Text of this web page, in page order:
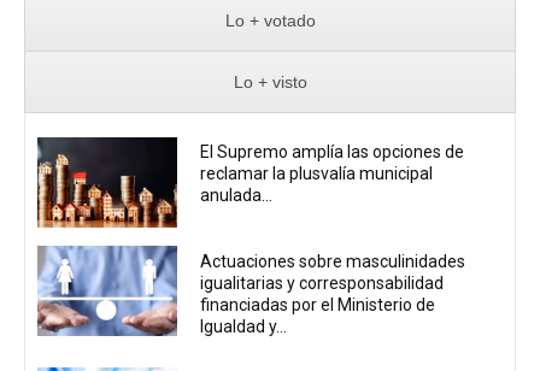
Lo + votado
Lo + visto
El Supremo amplía las opciones de
reclamar la plusvalía municipal
anulada...
Actuaciones sobre masculinidades
igualitarias y corresponsabilidad
financiadas por el Ministerio de
Igualdad y...